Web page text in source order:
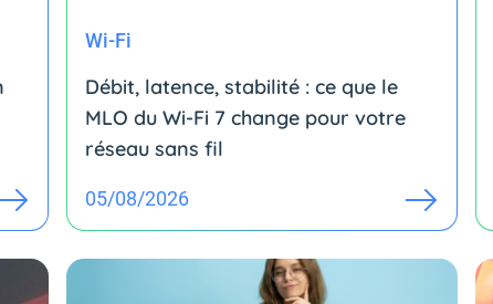
Wi-Fi
Débit, latence, stabilité : ce que le
MLO du Wi-Fi 7 change pour votre
réseau sans fil
05/08/2026